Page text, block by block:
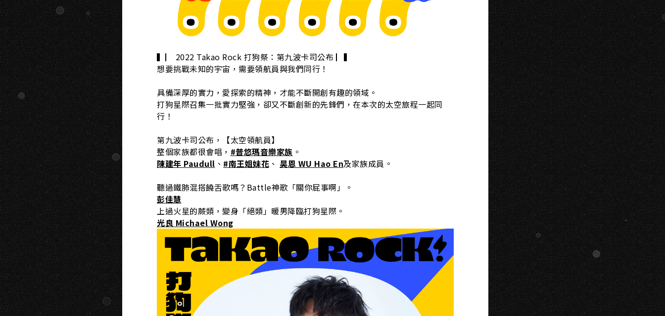
▍▏ 2022 Takao Rock 打狗祭：第九波卡司公布 ▏▍
想要挑戰未知的宇宙，需要領航員與我們同行！
具備深厚的實力，愛探索的精神，才能不斷開創有趣的領域。
打狗星際召集一批實力堅強，卻又不斷創新的先鋒們，在本次的太空旅程一起同
行！
第九波卡司公布，【太空領航員】
整個家族都很會唱， #普悠瑪音樂家族 。
陳建年 Paudull 、 #南王姐妹花 、 昊恩 WU Hao En及家族成員。
聽過鐵肺混搭饒舌歌嗎？Battle神歌「關你屁事啊」。
彭佳慧
上過火星的蕨類，變身「絕類」暖男降臨打狗星際。
光良 Michael Wong